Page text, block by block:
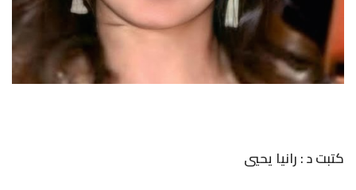
كتبت د : رانيا يحيي